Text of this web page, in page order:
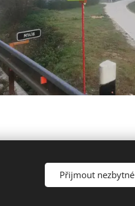
Přijmout nezbytné